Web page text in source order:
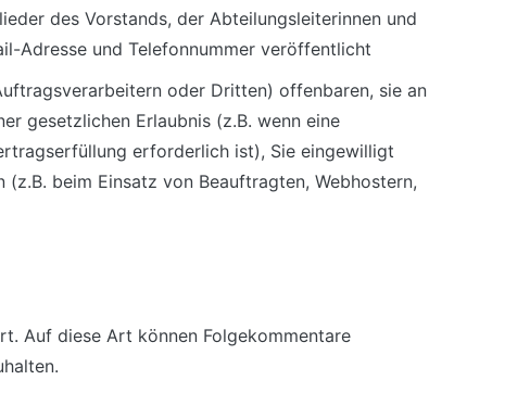
des Vorstands, der Abteilungsleiterinnen und
Adresse und Telefonnummer veröffentlicht
oder Dritten) offenbaren, sie an
gesetzlichen Erlaubnis (z.B. wenn eine
erforderlich ist), Sie eingewilligt
beim Einsatz von Beauftragten, Webhostern,
Auf diese Art können Folgekommentare